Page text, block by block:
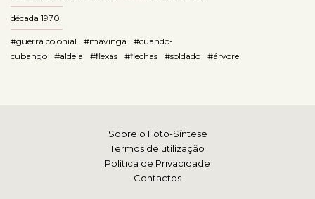
década 1970
#guerra colonial #mavinga
#cuando-
cubango
#aldeia #flexas #flechas #soldado #árvore
Sobre o Foto-Síntese
Termos de utilização
Política de Privacidade
Contactos